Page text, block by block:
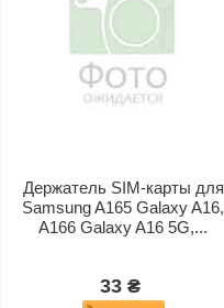
Держатель SIM-карты для
Samsung A165 Galaxy A16,
A166 Galaxy A16 5G,...
33 ₴